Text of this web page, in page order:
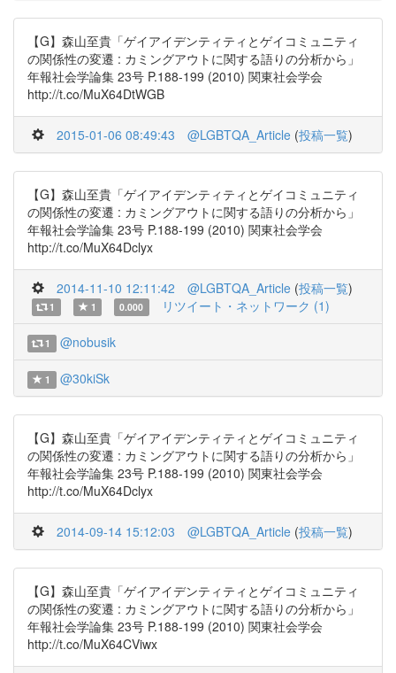
【G】森山至貴「ゲイアイデンティティとゲイコミュニティ
の関係性の変遷 : カミングアウトに関する語りの分析から」
年報社会学論集 23号 P.188-199 (2010) 関東社会学会
http://t.co/MuX64DtWGB
2015-01-06 08:49:43 @LGBTQA_Article (投稿一覧)
【G】森山至貴「ゲイアイデンティティとゲイコミュニティ
の関係性の変遷 : カミングアウトに関する語りの分析から」
年報社会学論集 23号 P.188-199 (2010) 関東社会学会
http://t.co/MuX64Dclyx
2014-11-10 12:11:42 @LGBTQA_Article (投稿一覧)
1 1 0.000 リツイート・ネットワーク (1)
1 @nobusik
1 @30kiSk
【G】森山至貴「ゲイアイデンティティとゲイコミュニティ
の関係性の変遷 : カミングアウトに関する語りの分析から」
年報社会学論集 23号 P.188-199 (2010) 関東社会学会
http://t.co/MuX64Dclyx
2014-09-14 15:12:03 @LGBTQA_Article (投稿一覧)
【G】森山至貴「ゲイアイデンティティとゲイコミュニティ
の関係性の変遷 : カミングアウトに関する語りの分析から」
年報社会学論集 23号 P.188-199 (2010) 関東社会学会
http://t.co/MuX64CViwx